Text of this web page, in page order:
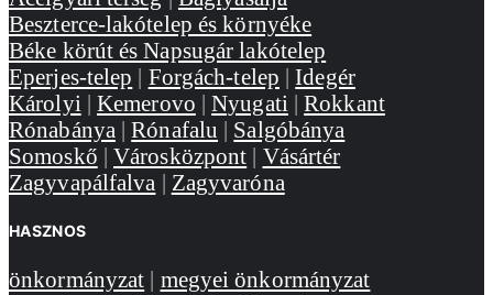
Beszterce-lakótelep és környéke
Béke körút és Napsugár lakótelep
Eperjes-telep | Forgách-telep |Idegér
Károlyi |Kemerovo |Nyugati |Rokkant
Rónabánya |Rónafalu | Salgóbánya
Somoskő |Városközpont | Vásártér
Zagyvapálfalva | Zagyvaróna
HASZNOS
önkormányzat | megyei önkormányzat